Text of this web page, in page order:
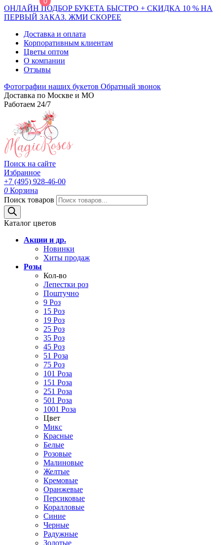
ОНЛАЙН ПОДБОР БУКЕТА БЫСТРО + СКИДКА 10 % НА
ПЕРВЫЙ ЗАКАЗ. ЖМИ СКОРЕЕ
Доставка и оплата
Корпоративным клиентам
Цветы оптом
О компании
Отзывы
Фотографии наших букетов Обратный звонок
Доставка по Москве и МО
Работаем 24/7
Поиск на сайте
Избранное
+7 (495) 928-46-00
0 Корзина
Поиск товаров
Каталог цветов
Акции и др.
Новинки
Хиты продаж
Розы
Кол-во
Лепестки роз
Поштучно
9 Роз
15 Роз
19 Роз
25 Роз
35 Роз
45 Роз
51 Роза
75 Роз
101 Роза
151 Роза
251 Роза
501 Роза
1001 Роза
Цвет
Микс
Красные
Белые
Розовые
Малиновые
Желтые
Кремовые
Оранжевые
Персиковые
Коралловые
Синие
Черные
Радужные
Золотые